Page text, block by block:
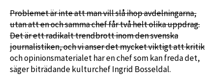
Problemet är inte att man vill slå ihop avdelningarna,
utan att en och samma chef får två helt olika uppdrag.
Det är ett radikalt trendbrott inom den svenska
journalistiken, och vi anser det mycket viktigt att kritik
och opinionsmaterialet har en chef som kan freda det,
säger biträdande kulturchef Ingrid Bosseldal.